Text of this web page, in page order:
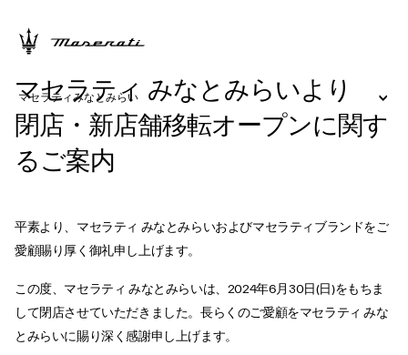
マセラティみなとみらい
マセラティ みなとみらいより
閉店・新店舗移転オープンに関す
るご案内
平素より、マセラティ みなとみらいおよびマセラティブランドをご
愛顧賜り厚く御礼申し上げます。
この度、マセラティ みなとみらいは、2024年6月30日(日)をもちま
して閉店させていただきました。長らくのご愛顧をマセラティ みな
とみらいに賜り深く感謝申し上げます。